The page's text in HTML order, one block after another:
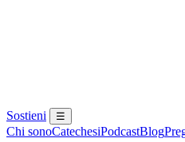
Sostieni ☰
Chi sonoCatechesiPodcastBlog